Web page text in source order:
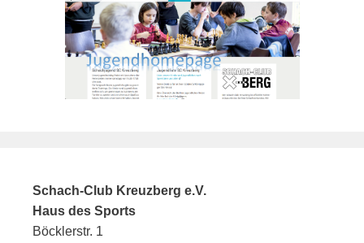
Schach-Club Kreuzberg e.V.
Haus des Sports
Böcklerstr. 1